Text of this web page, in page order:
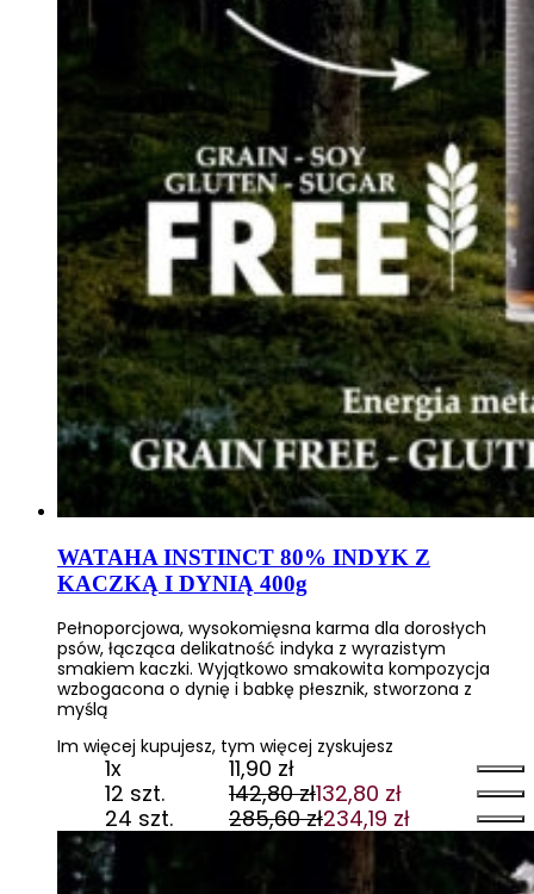
WATAHA INSTINCT 80% INDYK Z
KACZKĄ I DYNIĄ 400g
Pełnoporcjowa, wysokomięsna karma dla dorosłych
psów, łącząca delikatność indyka z wyrazistym
smakiem kaczki. Wyjątkowo smakowita kompozycja
wzbogacona o dynię i babkę płesznik, stworzona z
myślą
Im więcej kupujesz, tym więcej zyskujesz
1x 11,90 zł
12 szt.
142,80zł
Pierwotna
cena
142,80 zł.
132,80 zł
Aktualna
cena
132,80 zł.
24 szt. 285,60zł
Pierwotna
wynosiła:
234,19 zł
Aktualna
wynosi: